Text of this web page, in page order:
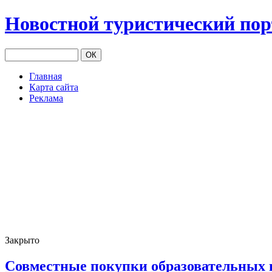
Новостной туристический
Главная
Карта сайта
Реклама
Закрыто
Совместные покупки образовательных